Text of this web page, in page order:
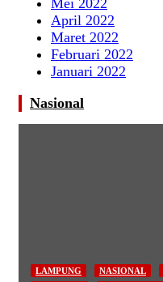
Mei 2022
April 2022
Maret 2022
Februari 2022
Januari 2022
Nasional
LAMPUNG NASIONAL